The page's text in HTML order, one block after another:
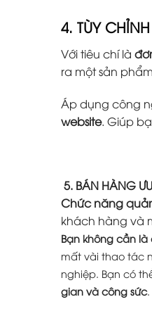
4. TÙY
Với tiêu chí là
ra một sản
Áp dụng công
website. Giúp
5. BÁN HÀNG
Chức năng
khách hàng và
Bạn không cần
mất vài thao tác
nghiệp. Bạn có
gian và công sức